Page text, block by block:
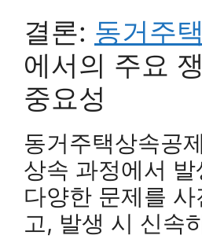
결론: 동거주
에서의 주요
중요성
동거주택상속공
상속 과정에서
다양한 문제를
고, 발생 시 신속